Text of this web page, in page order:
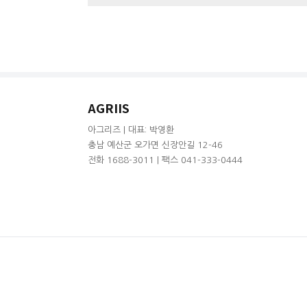
AGRIIS
아그리즈 | 대표: 박영환
충남 예산군 오가면 신장안길 12-46
전화 1688-3011 | 팩스 041-333-0444